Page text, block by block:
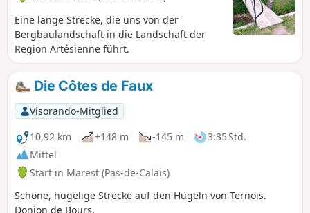
Eine lange Strecke, die uns von der
Bergbaulandschaft in die Landschaft der
Region Artésienne führt.
Die Côtes de Faux
Visorando-Mitglied
10,92 km
+148 m -145 m
3:35 Std.
Mittel
Start in Marest (Pas-de-Calais)
Schöne, hügelige Strecke auf den Hügeln von Ternois.
Donjon de Bours.